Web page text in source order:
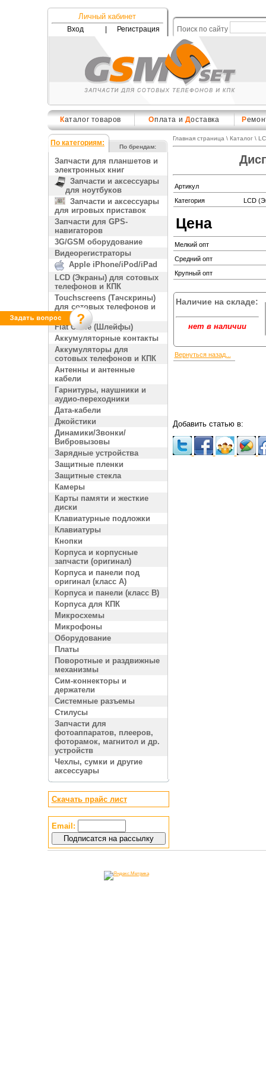
Личный кабинет
Вход Регистрация Поиск по сайту
Каталог товаров Оплата и Доставка Р
По категориям: По брендам:
Запчасти для планшетов и
электронных книг
Запчасти и аксессуары
для ноутбуков
Запчасти и аксессуары
для игровых приставок
Запчасти для GPS-
навигаторов
3G/GSM оборудование
Видеорегистраторы
Apple iPhone/iPod/iPad
LCD (Экраны) для сотовых
телефонов и КПК
Touchscreens (Тачскрины)
для сотовых телефонов и
КПК
Flat Cable (Шлейфы)
Аккумуляторные контакты
Аккумуляторы для
сотовых телефонов и КПК
Антенны и антенные
кабели
Гарнитуры, наушники и
аудио-переходники
Дата-кабели
Джойстики
Динамики/Звонки/
Вибровызовы
Зарядные устройства
Защитные пленки
Защитные стекла
Камеры
Карты памяти и жесткие
диски
Клавиатурные подложки
Клавиатуры
Кнопки
Корпуса и корпусные
запчасти (оригинал)
Корпуса и панели под
оригинал (класс A)
Корпуса и панели (класс B)
Корпуса для КПК
Микросхемы
Микрофоны
Оборудование
Платы
Поворотные и раздвижные
механизмы
Сим-коннекторы и
держатели
Системные разъемы
Стилусы
Запчасти для
фотоаппаратов, плееров,
фоторамок, магнитол и др.
устройств
Чехлы, сумки и другие
аксессуары
Скачать прайс лист
Email:
Главная страница \ Каталог\
Артикул
Категория
LCD
Цена
Мелкий опт
Средний опт
Крупный опт
Наличие на складе:
нет в наличии
Вернуться назад...
Добавить статью в: